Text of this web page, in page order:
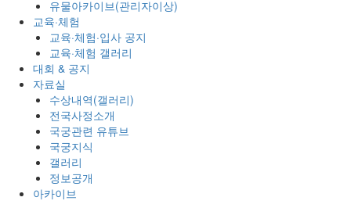
유물아카이브(관리자이상)
교육·체험
교육·체험·입사 공지
교육·체험 갤러리
대회 & 공지
자료실
수상내역(갤러리)
전국사정소개
국궁관련 유튜브
국궁지식
갤러리
정보공개
아카이브